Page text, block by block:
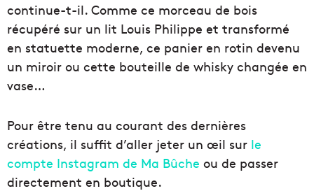
continue-t-il. Comme ce morceau de bois
récupéré sur un lit Louis Philippe et transformé
en statuette moderne, ce panier en rotin devenu
un miroir ou cette bouteille de whisky changée en
vase…
Pour être tenu au courant des dernières
créations, il suffit d’aller jeter un œil sur le
compte Instagram de Ma Bûche ou de passer
directement en boutique.